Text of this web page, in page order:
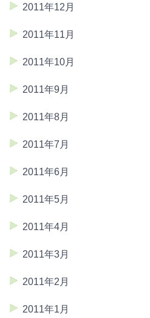
2011年12月
2011年11月
2011年10月
2011年9月
2011年8月
2011年7月
2011年6月
2011年5月
2011年4月
2011年3月
2011年2月
2011年1月